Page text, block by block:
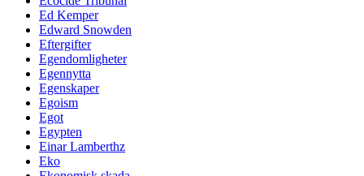
Ed Kemper
Edward Snowden
Eftergifter
Egendomligheter
Egennytta
Egenskaper
Egoism
Egot
Egypten
Einar Lamberthz
Eko